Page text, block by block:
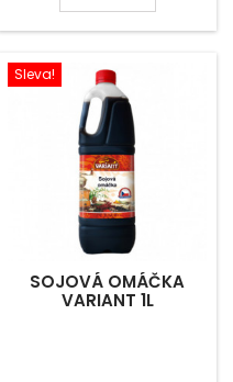
Sleva!
SOJOVÁ OMÁČKA
VARIANT 1L